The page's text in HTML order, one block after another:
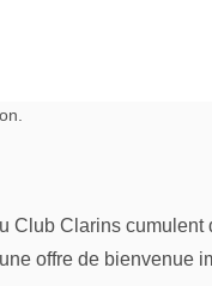
Club Clarins
offre de bienvenue